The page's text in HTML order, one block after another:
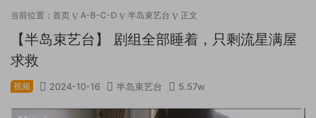
当前位置： 首页 A-B-C-D 半岛束艺台 正文
【半岛束艺台】 剧组全部睡着，只剩流星满屋
求救
视频 2024-10-16 半岛束艺台 5.57w